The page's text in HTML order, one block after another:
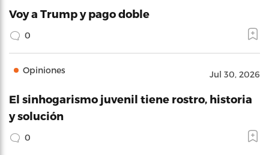
Voy a Trump y pago doble
0
Opiniones Jul 30, 2026
El sinhogarismo juvenil tiene rostro, historia
y solución
0